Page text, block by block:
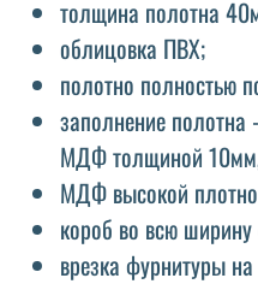
толщина полотна
облицовка ПВХ;
полотно полностью
заполнение полотна
МДФ толщиной
МДФ высокой
короб во всю
врезка фурнитуры